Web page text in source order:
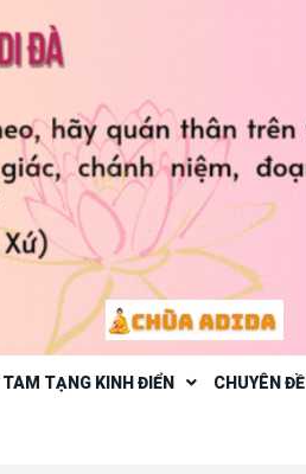
TAM TẠNG KINH ĐIỂN CHUYÊN ĐỀ